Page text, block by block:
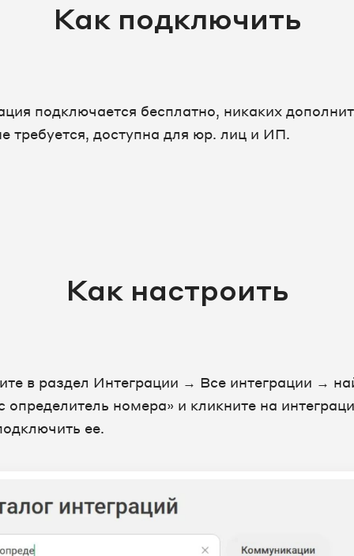
Как подключить
подключается бесплатно, никаких
требуется, доступна для юр. лиц и ИП.
Как настроить
в раздел Интеграции → Все интеграции →
определитель номера» и кликните на
ее.